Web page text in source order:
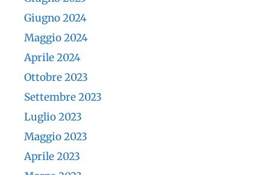
Giugno 2024
Maggio 2024
Aprile 2024
Ottobre 2023
Settembre 2023
Luglio 2023
Maggio 2023
Aprile 2023